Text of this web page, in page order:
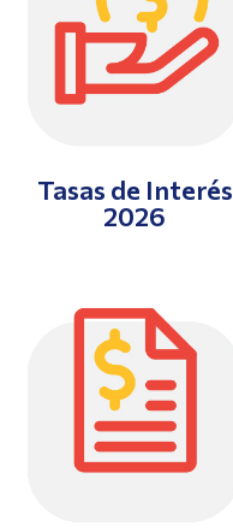
Tasas de Interés
2026